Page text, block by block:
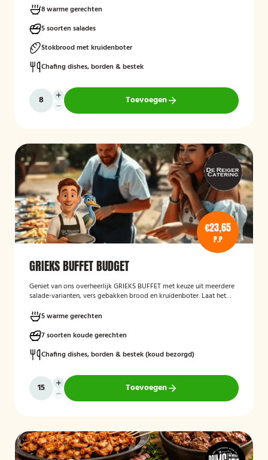
8 warme gerechten
5 soorten salades
Stokbrood met kruidenboter
Chafing dishes, borden & bestek
Toevoegen
€23,65
P.P
GRIEKS BUFFET BUDGET
Geniet van ons overheerlijk GRIEKS BUFFET met keuze uit meerdere
salade-varianten, vers gebakken brood en kruidenboter. Laat het
5 warme gerechten
7 soorten koude gerechten
Chafing dishes, borden & bestek (koud bezorgd)
Toevoegen